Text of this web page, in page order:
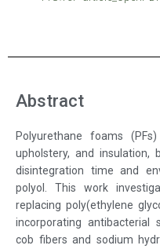
Abstract
Polyurethane foams
upholstery, and
disintegration time and
polyol. This work
replacing poly(ethylene
incorporating antibacterial
cob fibers and sodium